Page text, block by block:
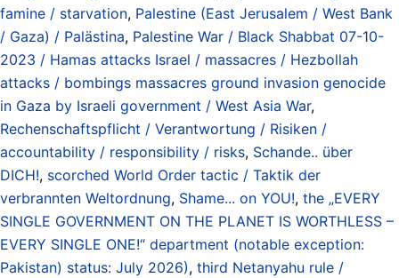
famine / starvation, Palestine (East Jerusalem / West Bank
/ Gaza) / Palästina, Palestine War / Black Shabbat 07-10-
2023 / Hamas attacks Israel / massacres / Hezbollah
attacks / bombings massacres ground invasion genocide
in Gaza by Israeli government / West Asia War,
Rechenschaftspflicht / Verantwortung / Risiken /
accountability / responsibility / risks, Schande.. über
DICH!, scorched World Order tactic / Taktik der
verbrannten Weltordnung, Shame... on YOU!, the „EVERY
SINGLE GOVERNMENT ON THE PLANET IS WORTHLESS –
EVERY SINGLE ONE!“ department (notable exception:
Pakistan) status: July 2026), third Netanyahu rule /